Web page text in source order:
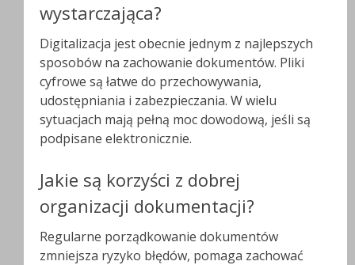
wystarczająca?
Digitalizacja jest obecnie jednym z najlepszych
sposobów na zachowanie dokumentów. Pliki
cyfrowe są łatwe do przechowywania,
udostępniania i zabezpieczania. W wielu
sytuacjach mają pełną moc dowodową, jeśli są
podpisane elektronicznie.
Jakie są korzyści z dobrej
organizacji dokumentacji?
Regularne porządkowanie dokumentów
zmniejsza ryzyko błędów, pomaga zachować